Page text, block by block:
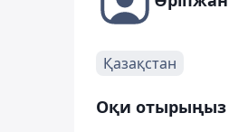
Қазақстан
Оқи отырыңыз